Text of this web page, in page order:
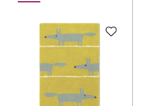
426.00
160cmx230cm
719.00 €
200cmx280cm
1069.00